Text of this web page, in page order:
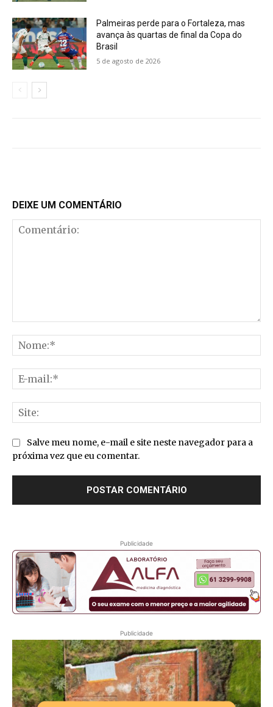
Palmeiras perde para o Fortaleza, mas
avança às quartas de final da Copa do
Brasil
5 de agosto de 2026
DEIXE UM COMENTÁRIO
Salve meu nome, e-mail e site neste navegador para a
próxima vez que eu comentar.
Publicidade
Publicidade